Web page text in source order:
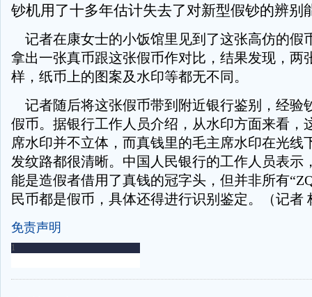
钞机用了十多年估计失去了对新型假钞的辨别
记者在康女士的小饭馆里见到了这张高仿的假
拿出一张真币跟这张假币作对比，结果发现，两
样，纸币上的图案及水印等都无不同。
记者随后将这张假币带到附近银行鉴别，经验
假币。据银行工作人员介绍，从水印方面来看，
席水印并不立体，而真钱里的毛主席水印在光线
发纹路都很清晰。中国人民银行的工作人员表示
能是造假者借用了真钱的冠字头，但并非所有
民币都是假币，具体还得进行识别鉴定。（记者
免责声明
-